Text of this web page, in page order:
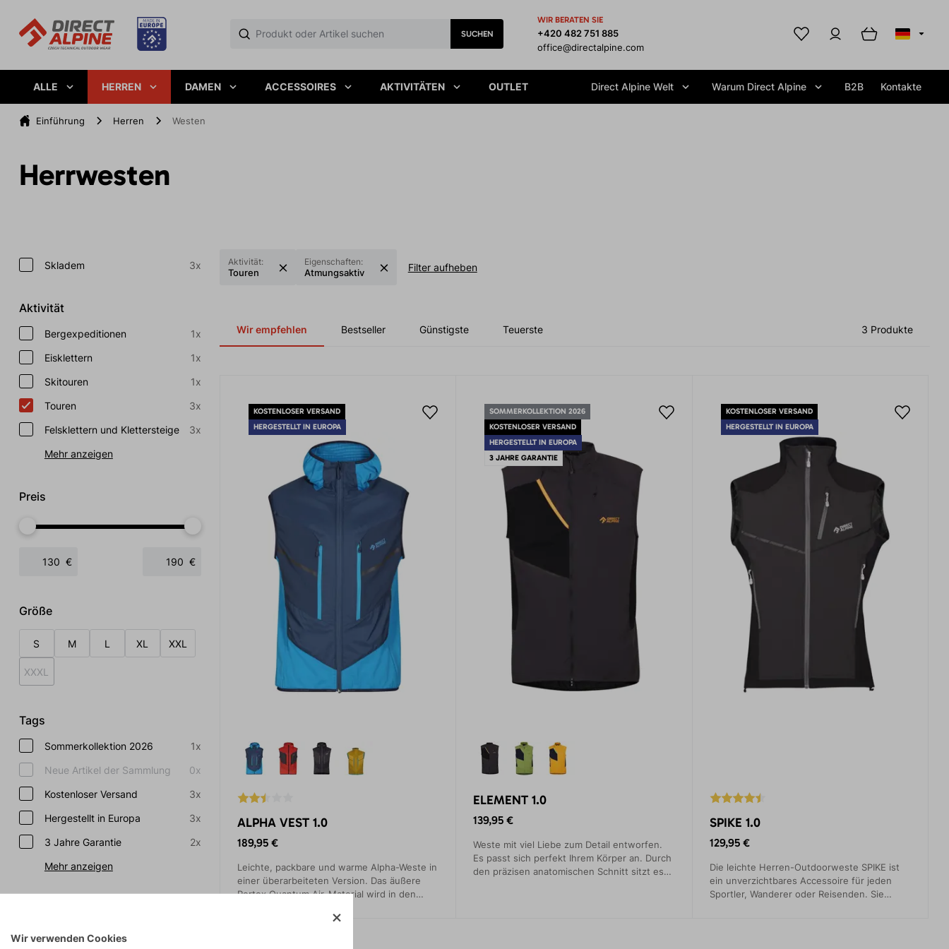
SUCHEN
WIR BERATEN SIE
+420 482 751 885
office@directalpine.com
ALLE HERREN DAMEN ACCESSOIRES AKTIVITÄTEN OUTLET Direct Alpine Welt Warum Direct Alpine B2B Kontakte
Einführung Herren Westen
Herrwesten
Skladem 3x
Aktivität
Bergexpeditionen
1x
Eisklettern
1x
Skitouren
1x
Touren
3x
Felsklettern und Klettersteige
3x
Mehr anzeigen
Preis
€ €
Größe
S M L XL XXL
XXXL
Tags
Sommerkollektion 2026
1x
Neue Artikel der Sammlung
0x
Kostenloser Versand
3x
Hergestellt in Europa
3x
3 Jahre Garantie
2x
Mehr anzeigen
Winddicht
Aktivität:
Touren
Eigenschaften:
Atmungsaktiv Filter aufheben
Wir empfehlen Bestseller Günstigste Teuerste 3 Produkte
KOSTENLOSER VERSAND
HERGESTELLT IN EUROPA
ALPHA VEST 1.0
189,95 €
Leichte, packbare und warme Alpha-Weste in
einer überarbeiteten Version. Das äußere
Pertex Quantum Air-Material wird in den
Fleecematerial ergänzt.
SOMMERKOLLEKTION 2026
KOSTENLOSER VERSAND
HERGESTELLT IN EUROPA
3 JAHRE GARANTIE
ELEMENT 1.0
139,95 €
Weste mit viel Liebe zum Detail entworfen.
Es passt sich perfekt Ihrem Körper an. Durch
den präzisen anatomischen Schnitt sitzt es
KOSTENLOSER VERSAND
HERGESTELLT IN EUROPA
SPIKE 1.0
129,95 €
Die leichte Herren-Outdoorweste SPIKE ist
ein unverzichtbares Accessoire für jeden
Sportler, Wanderer oder Reisenden. Sie
Wir verwenden Cookies